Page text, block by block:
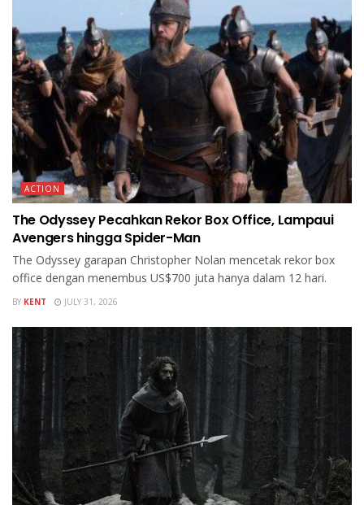
ACTION
The Odyssey Pecahkan Rekor Box Office, Lampaui
Avengers hingga Spider-Man
The Odyssey garapan Christopher Nolan mencetak rekor box
office dengan menembus US$700 juta hanya dalam 12 hari.
BY KENT JULY 31, 2026